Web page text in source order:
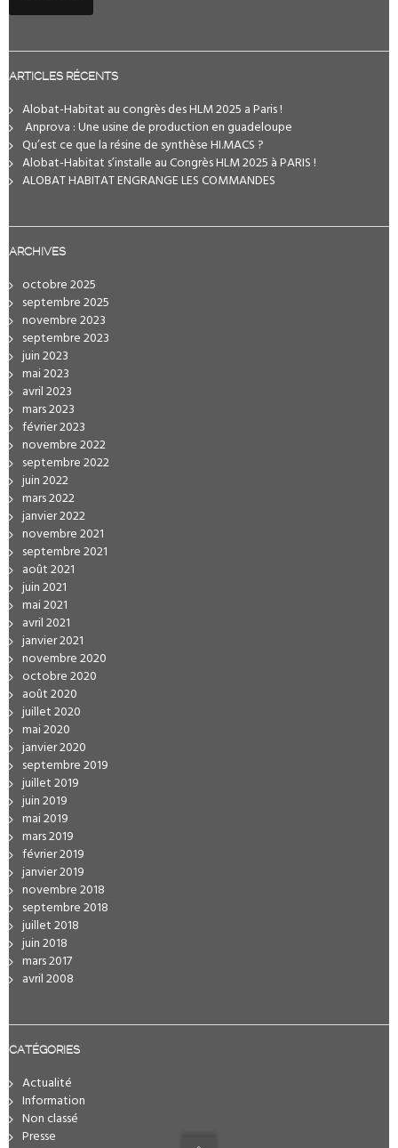
ARTICLES RÉCENTS
Alobat-Habitat au congrès des HLM 2025 a Paris !
️ Anprova : Une usine de production en guadeloupe
Qu’est ce que la résine de synthèse HI.MACS ?
Alobat-Habitat s’installe au Congrès HLM 2025 à PARIS !
ALOBAT HABITAT ENGRANGE LES COMMANDES
ARCHIVES
octobre 2025
septembre 2025
novembre 2023
septembre 2023
juin 2023
mai 2023
avril 2023
mars 2023
février 2023
novembre 2022
septembre 2022
juin 2022
mars 2022
janvier 2022
novembre 2021
septembre 2021
août 2021
juin 2021
mai 2021
avril 2021
janvier 2021
novembre 2020
octobre 2020
août 2020
juillet 2020
mai 2020
janvier 2020
septembre 2019
juillet 2019
juin 2019
mai 2019
mars 2019
février 2019
janvier 2019
novembre 2018
septembre 2018
juillet 2018
juin 2018
mars 2017
avril 2008
CATÉGORIES
Actualité
Information
Non classé
Presse